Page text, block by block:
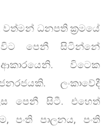
වත්මන් ධනපති ක්‍රමයේ
පෙනී සිටින්නේ
විටෙක
ලංකාවේදී
පෙනී සිටී. එහෙත්
පංති පාලනය, පංති